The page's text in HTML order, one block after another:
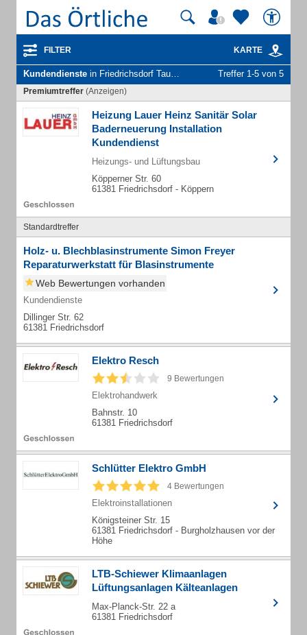
FILTER KARTE
Kundendienste in Friedrichsdorf Taunus Treffer 1-5 von 5
Premiumtreffer (Anzeigen)
Heizung Lauer Heinz Sanitär Solar
Baderneuerung Installation
Kundendienst
Heizungs- und Lüftungsbau
Köpperner Str. 60
61381 Friedrichsdorf - Köppern
Standardtreffer
Holz- u. Blechblasinstrumente Simon Freyer
Reparaturwerkstatt für Blasinstrumente
Web Bewertungen vorhanden
Kundendienste
Dillinger Str. 62
61381 Friedrichsdorf
Elektro Resch
9 Bewertungen
Elektrohandwerk
Bahnstr. 10
61381 Friedrichsdorf
Schlütter Elektro GmbH
4 Bewertungen
Elektroinstallationen
Königsteiner Str. 15
61381 Friedrichsdorf - Burgholzhausen vor der
Höhe
LTB-Schiewer Klimaanlagen
Lüftungsanlagen Kälteanlagen
Max-Planck-Str. 22 a
61381 Friedrichsdorf